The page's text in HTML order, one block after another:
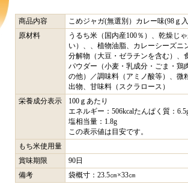
商品内容
こめジャガ(無選別）カレー味(98ｇ
原材料
うるち米（国内産100％）、乾燥じ
い）、、植物油脂、カレーシーズニ
分解物（大豆・ゼラチンを含む）、
パウダー（小麦・乳成分・ごま・鶏
の他）／調味料（アミノ酸等）、微
出物、甘味料（スクラロース）
栄養成分表示
100ｇあたり
エネルギー：506kcalたんぱく質：
塩相当量：1.8g
この表示値は目安です。
もち米使用量
賞味期限
90日
備考
袋概寸：23.5㎝×33㎝